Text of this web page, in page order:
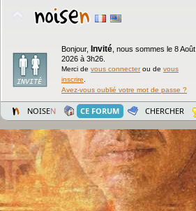
Bonjour, Invité nous sommes le 8 Août
2026 à 3h26.
Merci de vous connecterou de vous
inscrire
Avez-vous oublié votre mot de passe ?
NOISEN CE FORUM CHERCHER